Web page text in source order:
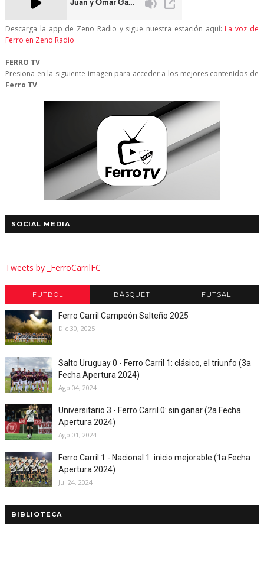
Descarga la app de Zeno Radio y sigue nuestra estación aquí: La voz de
Ferro en Zeno Radio
FERRO TV
Presiona en la siguiente imagen para acceder a los mejores contenidos de
Ferro TV.
SOCIAL MEDIA
Tweets by _FerroCarrilFC
FUTBOL BÁSQUET FUTSAL
Ferro Carril Campeón Salteño 2025
Dic 30, 2025
Salto Uruguay 0 - Ferro Carril 1: clásico, el triunfo (3a
Fecha Apertura 2024)
Ago 04, 2024
Universitario 3 - Ferro Carril 0: sin ganar (2a Fecha
Apertura 2024)
Ago 01, 2024
Ferro Carril 1 - Nacional 1: inicio mejorable (1a Fecha
Apertura 2024)
Jul 24, 2024
BIBLIOTECA